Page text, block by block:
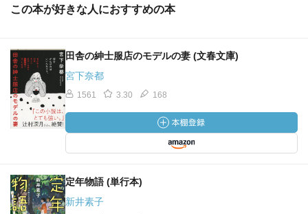
この本が好きな人におすすめの本
田舎の紳士服店のモデルの妻 (文春文庫)
宮下奈都
1561 3.30 168
定年物語 (単行本)
新井素子